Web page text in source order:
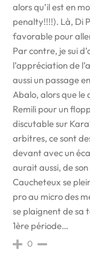
alors qu’il est en
penalty!!!!). Là, Di
favorable pour
Par contre, je sui
l’appréciation de
aussi un passage
Abalo, alors que le
Remili pour un
discutable sur
arbitres, ce sont
devant avec un
aurait aussi, de
Caucheteux se
pro au micro des
se plaignent de sa
1ère période…
0